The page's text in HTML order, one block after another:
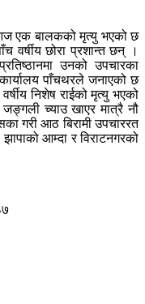
एक बालकको मृत्यु भएको छ
वर्षीय छोरा प्रशान्त छन् ।
उनको उपचारका
पाँचथरले जनाएको छ
निशेष राईको मृत्यु भएको
च्याउ खाएर मात्रै नौ
गरी आठ बिरामी उपचाररत
आम्दा र विराटनगरको